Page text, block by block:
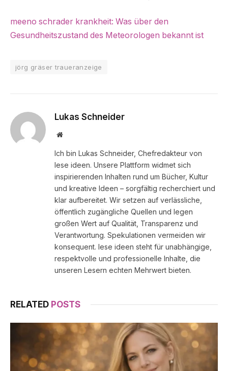
meeno schrader krankheit: Was über den
Gesundheitszustand des Meteorologen bekannt ist
jörg gräser traueranzeige
Lukas Schneider
Website
Ich bin Lukas Schneider, Chefredakteur von
lese ideen. Unsere Plattform widmet sich
inspirierenden Inhalten rund um Bücher, Kultur
und kreative Ideen – sorgfältig recherchiert und
klar aufbereitet. Wir setzen auf verlässliche,
öffentlich zugängliche Quellen und legen
großen Wert auf Qualität, Transparenz und
Verantwortung. Spekulationen vermeiden wir
konsequent. lese ideen steht für unabhängige,
respektvolle und professionelle Inhalte, die
unseren Lesern echten Mehrwert bieten.
RELATED POSTS